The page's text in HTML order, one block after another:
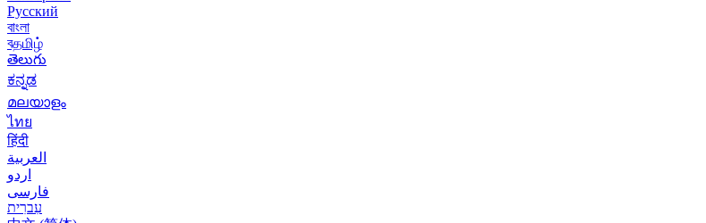
Русский
বাংলা
বதமிழ்
తెలుగు
ಕನ್ನಡ
മലയാളം
ไทย
हिंदी
العربية
اردو
فارسی
עִברִית